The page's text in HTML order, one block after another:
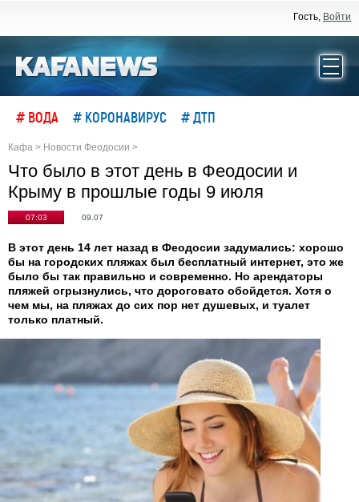
Гость, Войти
# ВОДА # КОРОНАВИРУС # ДТП
Кафа > Новости Феодосии >
Что было в этот день в Феодосии и
Крыму в прошлые годы 9 июля
07:03 09.07
В этот день 14 лет назад в Феодосии задумались: хорошо
бы на городских пляжах был бесплатный интернет, это же
было бы так правильно и современно. Но арендаторы
пляжей огрызнулись, что дороговато обойдется. Хотя о
чем мы, на пляжах до сих пор нет душевых, и туалет
только платный.